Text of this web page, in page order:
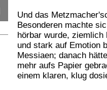
Und das
Besonderen machte
hörbar wurde,
und stark auf Emotion
Messiaen; danach
mehr aufs Papier
einem klaren, klug